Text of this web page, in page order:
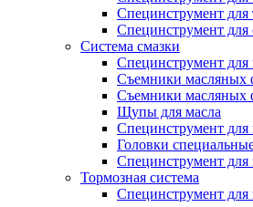
Специнструмент
Специнструмент для
Система смазки
Специнструмент
Съемники масляных
Съемники масляных
Щупы для масла
Специнструмент для
Головки
Специнструмент для
Тормозная система
Специнструмент для